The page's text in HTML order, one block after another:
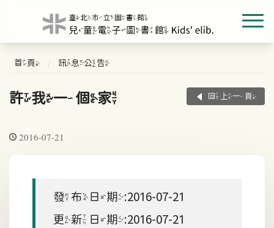
首頁 訊息公告
許我一個家 回上一頁
2016-07-21
發布日期:2016-07-21
更新日期:2016-07-21